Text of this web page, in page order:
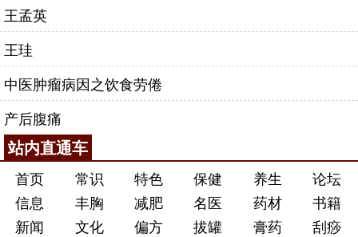
王孟英
王珪
中医肿瘤病因之饮食劳倦
产后腹痛
站内直通车
首页 常识 特色 保健 养生
论坛
信息
丰胸 减肥 名医 药材
书籍
新闻
文化 偏方 拔罐 膏药
刮痧